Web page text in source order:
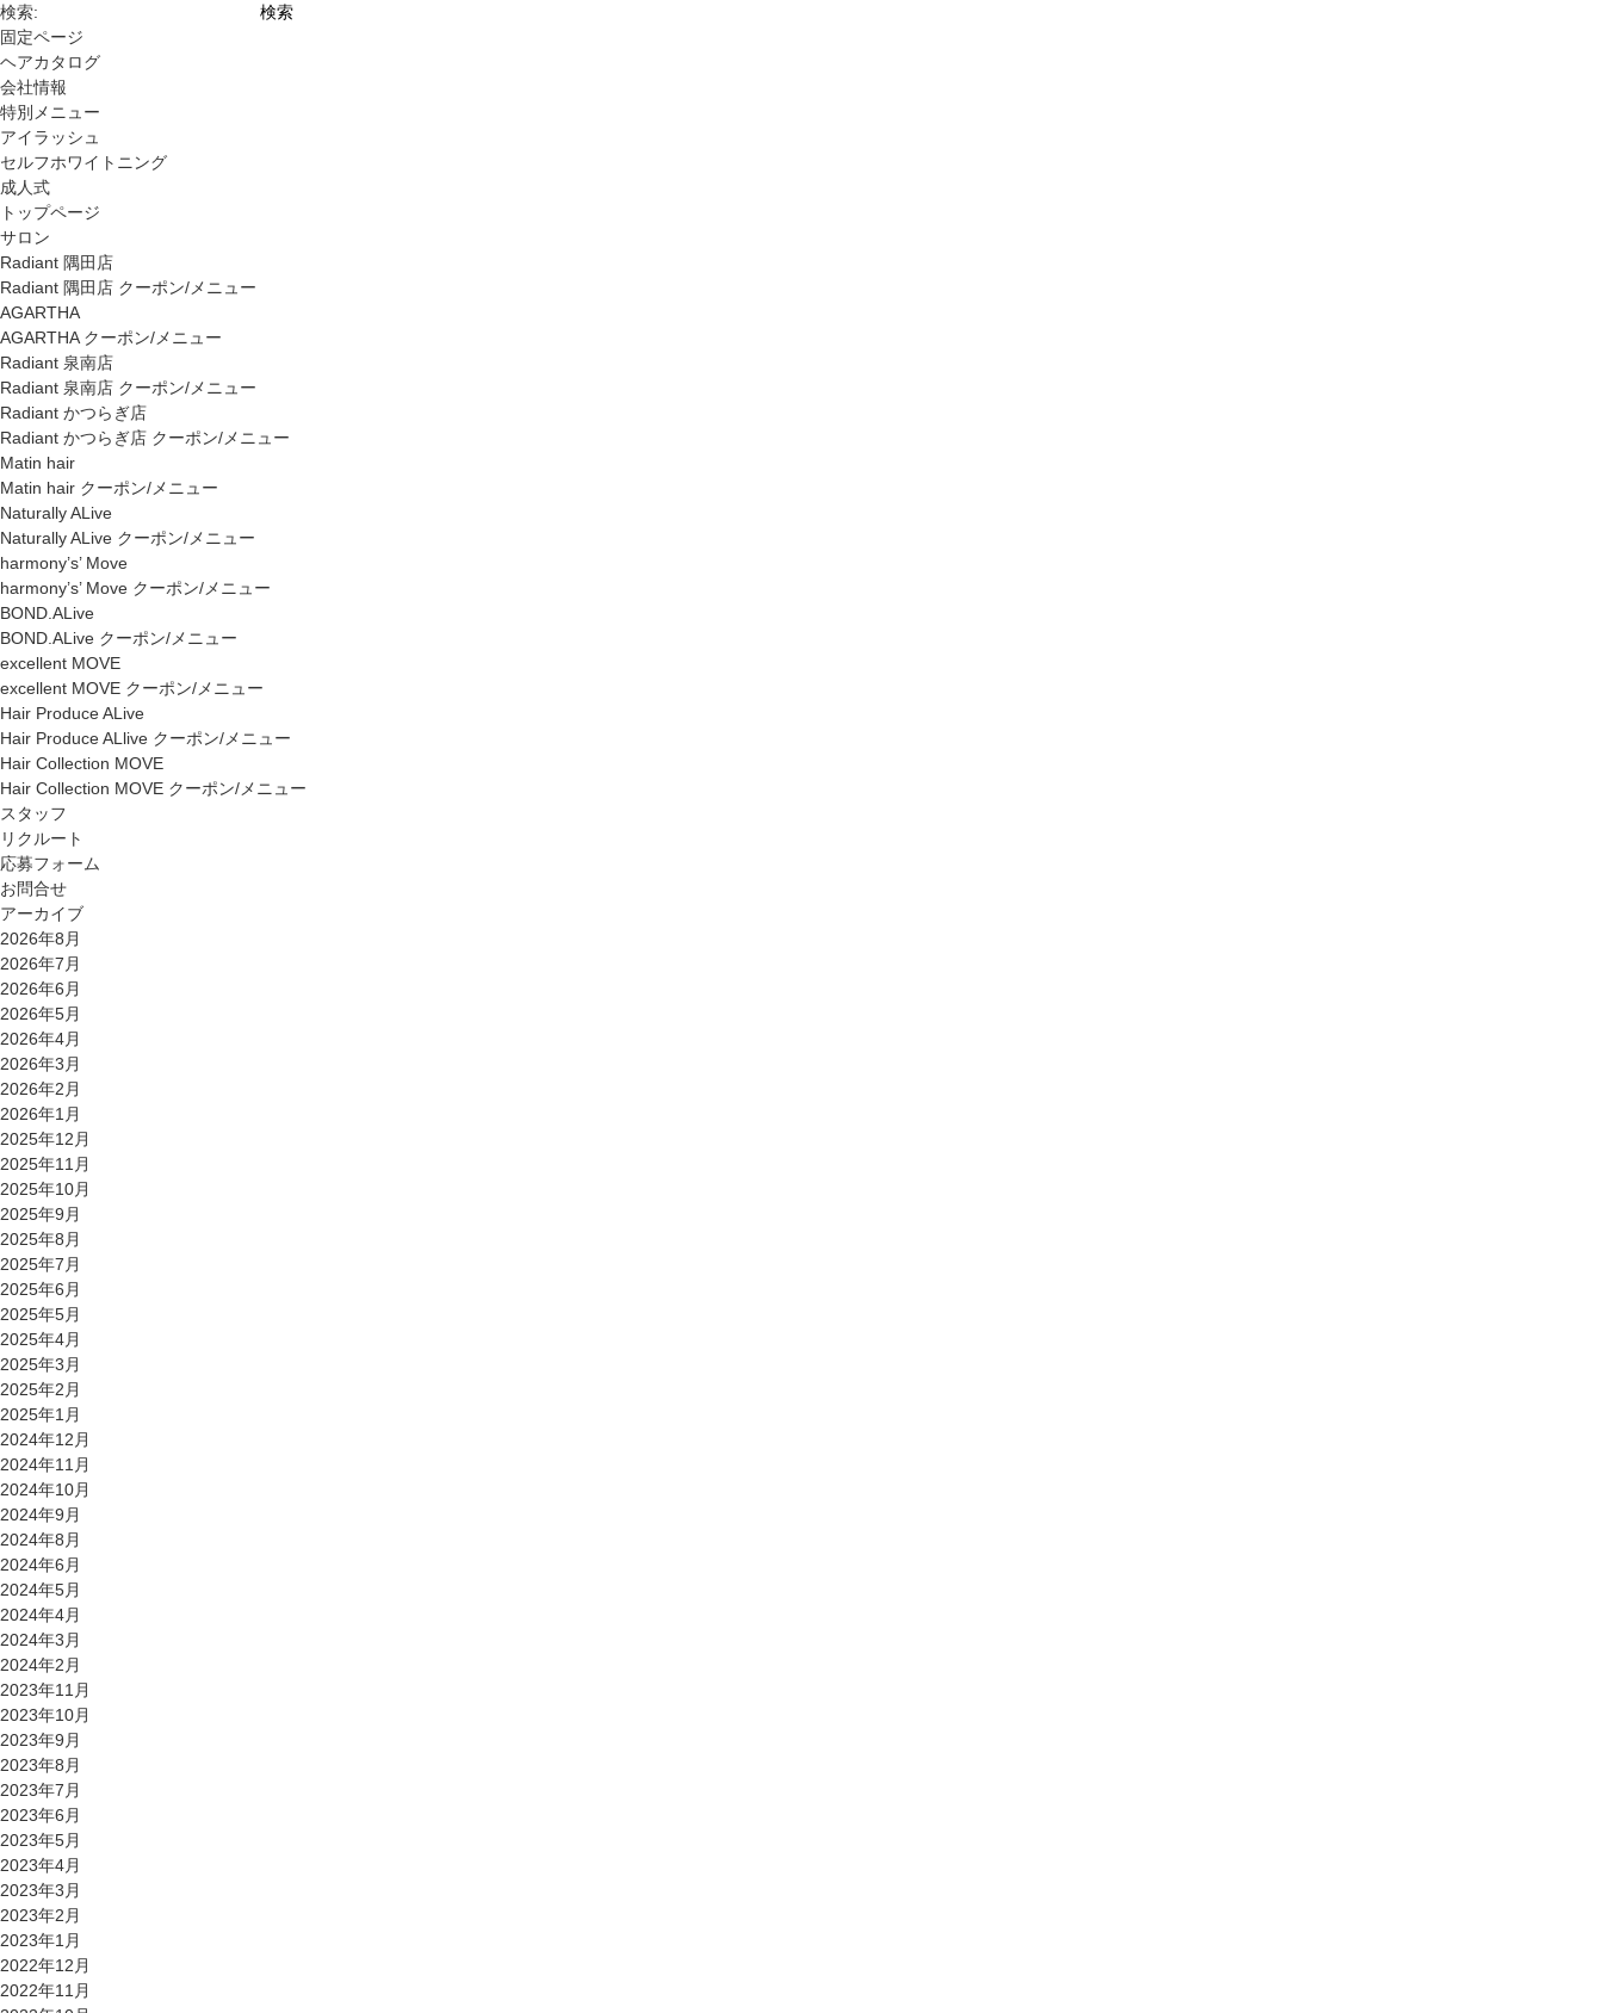
検索:
固定ページ
ヘアカタログ
会社情報
特別メニュー
アイラッシュ
セルフホワイトニング
成人式
トップページ
サロン
Radiant 隅田店
Radiant 隅田店 クーポン/メニュー
AGARTHA
AGARTHA クーポン/メニュー
Radiant 泉南店
Radiant 泉南店 クーポン/メニュー
Radiant かつらぎ店
Radiant かつらぎ店 クーポン/メニュー
Matin hair
Matin hair クーポン/メニュー
Naturally ALive
Naturally ALive クーポン/メニュー
harmony’s’ Move
harmony’s’ Move クーポン/メニュー
BOND.ALive
BOND.ALive クーポン/メニュー
excellent MOVE
excellent MOVE クーポン/メニュー
Hair Produce ALive
Hair Produce ALlive クーポン/メニュー
Hair Collection MOVE
Hair Collection MOVE クーポン/メニュー
スタッフ
リクルート
応募フォーム
お問合せ
アーカイブ
2026年8月
2026年7月
2026年6月
2026年5月
2026年4月
2026年3月
2026年2月
2026年1月
2025年12月
2025年11月
2025年10月
2025年9月
2025年8月
2025年7月
2025年6月
2025年5月
2025年4月
2025年3月
2025年2月
2025年1月
2024年12月
2024年11月
2024年10月
2024年9月
2024年8月
2024年6月
2024年5月
2024年4月
2024年3月
2024年2月
2023年11月
2023年10月
2023年9月
2023年8月
2023年7月
2023年6月
2023年5月
2023年4月
2023年3月
2023年2月
2023年1月
2022年12月
2022年11月